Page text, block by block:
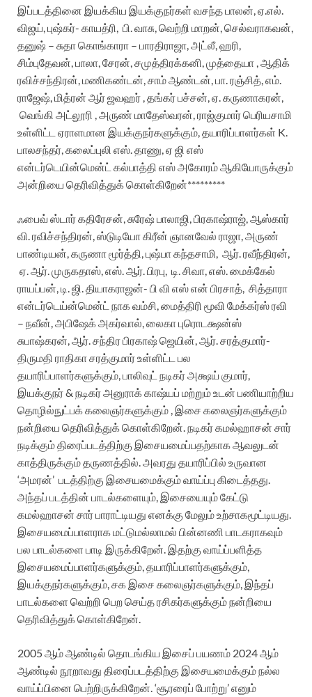
இப்படத்தினை இயக்கிய இயக்குநர்கள் வசந்த பாலன், ஏ.எல்.
விஜய், புஷ்கர்- காயத்ரி, பி. வாசு, வெற்றி மாறன், செல்வராகவன்,
தனுஷ் – சுதா கொங்காரா – பாரதிராஜா, அட்லீ, ஹரி,
சிம்புதேவன், பாலா, சேரன், சமுத்திரக்கனி, முத்தையா , ஆதிக்
ரவிச்சந்திரன், மணிகண்டன், சாம் ஆண்டன், பா. ரஞ்சித், எம்.
ராஜேஷ், மித்ரன் ஆர் ஜவஹர் , தங்கர் பச்சன், ஏ. கருணாகரன்,
வெங்கி அட்லூரி , அருண் மாதேஸ்வரன், ராஜ்குமார் பெரியசாமி
உள்ளிட்ட ஏராளமான இயக்குநர்களுக்கும், தயாரிப்பாளர்கள் K.
பாலசந்தர், கலைப்புலி எஸ். தாணு, ஏ ஜி எஸ்
என்டர்டெயின்மென்ட் கல்பாத்தி எஸ் அகோரம் ஆகியோருக்கும்
அன்றியை தெரிவித்துக் கொள்கிறேன்*********
ஃபைவ் ஸ்டார் கதிரேசன், சுரேஷ் பாலாஜி, பிரகாஷ்ராஜ், ஆஸ்கார்
வி. ரவிச்சந்திரன், ஸ்டுடியோ கிரீன் ஞானவேல் ராஜா, அருண்
பாண்டியன், கருணா மூர்த்தி, புஷ்பா கந்தசாமி, ஆர். ரவீந்திரன்,
ஏ. ஆர். முருகதாஸ், எஸ். ஆர். பிரபு, டி. சிவா, எஸ். மைக்கேல்
ராயப்பன், டி. ஜி. தியாகராஜன்- பி வி எஸ் என் பிரசாத், சித்தாரா
என்டர்டெய்ன்மென்ட் நாக வம்சி, மைத்திரி மூவி மேக்கர்ஸ் ரவி
– நவீன், அபிஷேக் அகர்வால், லைகா புரொடக்ஷன்ஸ்
சுபாஷ்கரன், ஆர். சந்திர பிரகாஷ் ஜெயின், ஆர். சரத்குமார்-
திருமதி ராதிகா சரத்குமார் உள்ளிட்ட பல
தயாரிப்பாளர்களுக்கும், பாலிவுட் நடிகர் அக்ஷய் குமார்,
இயக்குநர் & நடிகர் அனுராக் காஷ்யப் மற்றும் உடன் பணியாற்றிய
தொழில்நுட்பக் கலைஞர்களுக்கும் , இசை கலைஞர்களுக்கும்
நன்றியை தெரிவித்துக் கொள்கிறேன்.நடிகர் கமல்ஹாசன் சார்
நடிக்கும் திரைப்படத்திற்கு இசையமைப்பதற்காக ஆவலுடன்
காத்திருக்கும் தருணத்தில்.அவரது தயாரிப்பில் உருவான
‘அமரன்’ படத்திற்கு இசையமைக்கும் வாய்ப்பு கிடைத்தது.
அந்தப் படத்தின் பாடல்களையும், இசையையும் கேட்டு
கமல்ஹாசன் சார் பாராட்டியது எனக்கு மேலும் உற்சாகமூட்டியது.
இசையமைப்பாளராக மட்டுமல்லாமல் பின்னணி பாடகராகவும்
பல பாடல்களை பாடி இருக்கிறேன். இதற்கு வாய்ப்பளித்த
இசையமைப்பாளர்களுக்கும், தயாரிப்பாளர்களுக்கும்,
இயக்குநர்களுக்கும், சக இசை கலைஞர்களுக்கும், இந்தப்
பாடல்களை வெற்றி பெற செய்த ரசிகர்களுக்கும் நன்றியை
தெரிவித்துக் கொள்கிறேன்.
2005 ஆம் ஆண்டில் தொடங்கிய இசைப் பயணம் 2024 ஆம்
ஆண்டில் நூறாவது திரைப்படத்திற்கு இசையமைக்கும் நல்ல
வாய்ப்பினை பெற்றிருக்கிறேன். ‘சூரரைப் போற்று’ எனும்